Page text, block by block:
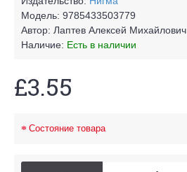
Модель: 9785433503779
Автор: Лаптев Алексей Михайлович
Наличие: Есть в наличии
£3.55
Состояние товара